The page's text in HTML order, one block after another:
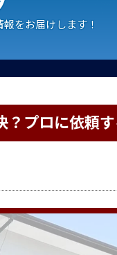
をお届けします！
プロに依頼